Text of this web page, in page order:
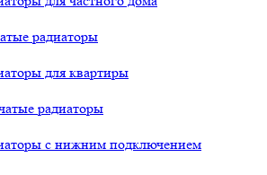
радиаторы
для квартиры
радиаторы
с нижним подключением